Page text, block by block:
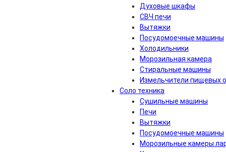
Духовые шкафы
СВЧ печи
Вытяжки
Посудомоечные машины
Холодильники
Морозильная камера
Стиральные машины
Измельчители пищевых
Соло техника
Сушильные машины
Печи
Вытяжки
Посудомоечные машины
Морозильные камеры